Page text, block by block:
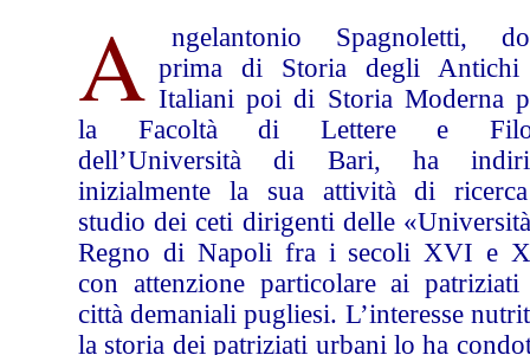
A
ngelantonio Spagnoletti,
prima di Storia degli Antichi
Italiani poi di Storia Moderna
la Facoltà di Lettere e
dell’Università di Bari, ha
inizialmente la sua attività di
studio dei ceti dirigenti delle
Regno di Napoli fra i secoli XVI e
con attenzione particolare ai patriziati
città demaniali pugliesi. L’interesse
la storia dei patriziati urbani lo ha